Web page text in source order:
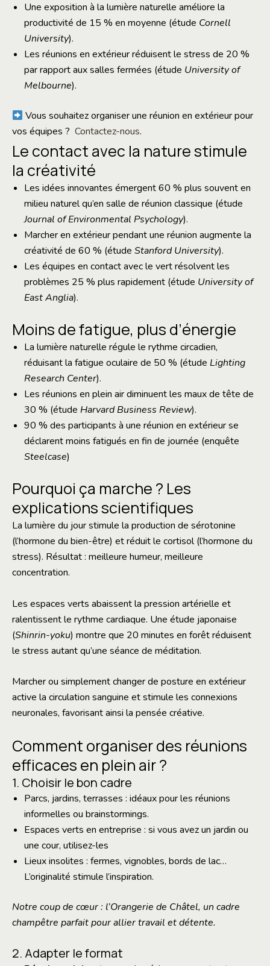
Une exposition à la lumière naturelle améliore la
productivité de 15 % en moyenne (étude Cornell
University).
Les réunions en extérieur réduisent le stress de 20 %
par rapport aux salles fermées (étude University of
Melbourne).
Vous souhaitez organiser une réunion en extérieur pour
vos équipes ? Contactez-nous.
Le contact avec la nature stimule
la créativité
Les idées innovantes émergent 60 % plus souvent en
milieu naturel qu’en salle de réunion classique (étude
Journal of Environmental Psychology).
Marcher en extérieur pendant une réunion augmente la
créativité de 60 % (étude Stanford University).
Les équipes en contact avec le vert résolvent les
problèmes 25 % plus rapidement (étude University of
East Anglia).
Moins de fatigue, plus d’énergie
La lumière naturelle régule le rythme circadien,
réduisant la fatigue oculaire de 50 % (étude Lighting
Research Center).
Les réunions en plein air diminuent les maux de tête de
30 % (étude Harvard Business Review).
90 % des participants à une réunion en extérieur se
déclarent moins fatigués en fin de journée (enquête
Steelcase)
Pourquoi ça marche ? Les
explications scientifiques
La lumière du jour stimule la production de sérotonine
(l’hormone du bien-être) et réduit le cortisol (l’hormone du
stress). Résultat : meilleure humeur, meilleure
concentration.
Les espaces verts abaissent la pression artérielle et
ralentissent le rythme cardiaque. Une étude japonaise
(Shinrin-yoku) montre que 20 minutes en forêt réduisent
le stress autant qu’une séance de méditation.
Marcher ou simplement changer de posture en extérieur
active la circulation sanguine et stimule les connexions
neuronales, favorisant ainsi la pensée créative.
Comment organiser des réunions
efficaces en plein air ?
1. Choisir le bon cadre
Parcs, jardins, terrasses : idéaux pour les réunions
informelles ou brainstormings.
Espaces verts en entreprise : si vous avez un jardin ou
une cour, utilisez-les
Lieux insolites : fermes, vignobles, bords de lac…
L’originalité stimule l’inspiration.
Notre coup de cœur : l’Orangerie de Châtel, un cadre
champêtre parfait pour allier travail et détente.
2. Adapter le format